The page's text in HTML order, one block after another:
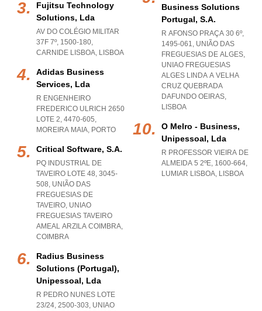
Fujitsu Technology
Solutions, Lda
AV DO COLÉGIO MILITAR
37F 7º, 1500-180,
CARNIDE LISBOA, LISBOA
Adidas Business
Services, Lda
R ENGENHEIRO
FREDERICO ULRICH 2650
LOTE 2, 4470-605,
MOREIRA MAIA, PORTO
Critical Software, S.a.
PQ INDUSTRIAL DE
TAVEIRO LOTE 48, 3045-
508, UNIÃO DAS
FREGUESIAS DE
TAVEIRO, UNIAO
FREGUESIAS TAVEIRO
AMEAL ARZILA COIMBRA,
COIMBRA
Radius Business
Solutions (portugal),
Unipessoal, Lda
R PEDRO NUNES LOTE
23/24, 2500-303, UNIAO
Business Solutions
Portugal, S.a.
R AFONSO PRAÇA 30 6º,
1495-061, UNIÃO DAS
FREGUESIAS DE ALGES,
UNIAO FREGUESIAS
ALGES LINDA A VELHA
CRUZ QUEBRADA
DAFUNDO OEIRAS,
LISBOA
O Melro - Business,
Unipessoal, Lda
R PROFESSOR VIEIRA DE
ALMEIDA 5 2ºE, 1600-664,
LUMIAR LISBOA, LISBOA